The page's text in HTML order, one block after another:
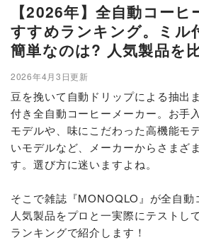
【2026年】全自動コー
すすめランキング。ミル
簡単なのは? 人気製品を
2026年4月3日更新
豆を挽いて自動ドリップによる抽出
付き全自動コーヒーメーカー。お手
モデルや、味にこだわった高機能モ
いモデルなど、メーカーからさまざ
す。選び方に迷いますよね。
そこで雑誌『MONOQLO』が全自動
人気製品をプロと一実際にテストし
ランキングで紹介します！